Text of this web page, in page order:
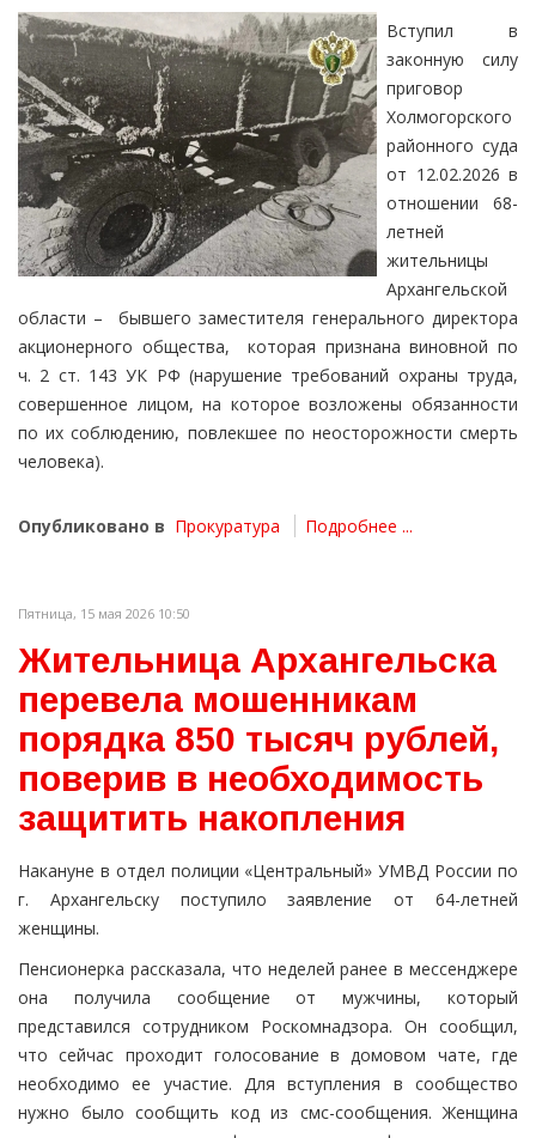
Вступил в
законную силу
приговор
Холмогорского
районного суда
от 12.02.2026 в
отношении 68-
летней
жительницы
Архангельской
области – бывшего заместителя генерального директора
акционерного общества, которая признана виновной по
ч. 2 ст. 143 УК РФ (нарушение требований охраны труда,
совершенное лицом, на которое возложены обязанности
по их соблюдению, повлекшее по неосторожности смерть
человека).
Опубликовано в Прокуратура Подробнее ...
Пятница, 15 мая 2026 10:50
Жительница Архангельска
перевела мошенникам
порядка 850 тысяч рублей,
поверив в необходимость
защитить накопления
Накануне в отдел полиции «Центральный» УМВД России по
г. Архангельску поступило заявление от 64-летней
женщины.
Пенсионерка рассказала, что неделей ранее в мессенджере
она получила сообщение от мужчины, который
представился сотрудником Роскомнадзора. Он сообщил,
что сейчас проходит голосование в домовом чате, где
необходимо ее участие. Для вступления в сообщество
нужно было сообщить код из смс-сообщения. Женщина